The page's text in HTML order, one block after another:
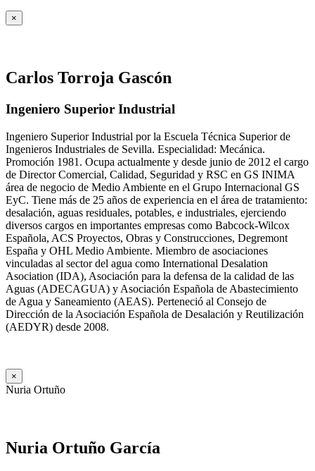
×
Carlos Torroja Gascón
Ingeniero Superior Industrial
Ingeniero Superior Industrial por la Escuela Técnica Superior de
Ingenieros Industriales de Sevilla. Especialidad: Mecánica.
Promoción 1981. Ocupa actualmente y desde junio de 2012 el cargo
de Director Comercial, Calidad, Seguridad y RSC en GS INIMA
área de negocio de Medio Ambiente en el Grupo Internacional GS
EyC. Tiene más de 25 años de experiencia en el área de tratamiento:
desalación, aguas residuales, potables, e industriales, ejerciendo
diversos cargos en importantes empresas como Babcock-Wilcox
Española, ACS Proyectos, Obras y Construcciones, Degremont
España y OHL Medio Ambiente. Miembro de asociaciones
vinculadas al sector del agua como International Desalation
Asociation (IDA), Asociación para la defensa de la calidad de las
Aguas (ADECAGUA) y Asociación Española de Abastecimiento
de Agua y Saneamiento (AEAS). Perteneció al Consejo de
Dirección de la Asociación Española de Desalación y Reutilización
(AEDYR) desde 2008.
×
Nuria Ortuño
Nuria Ortuño García